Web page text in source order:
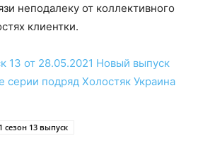
неподалеку от коллективного
клиентки.
13 от 28.05.2021 Новый выпуск
серии подряд Холостяк Украина
сезон 13 выпуск